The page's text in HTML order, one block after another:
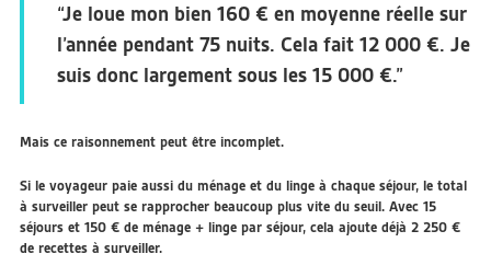
“Je loue mon bien 160 € en moyenne réelle sur
l’année pendant 75 nuits. Cela fait 12 000 €. Je
suis donc largement sous les 15 000 €.”
Mais ce raisonnement peut être incomplet.
Si le voyageur paie aussi du ménage et du linge à chaque séjour, le total
à surveiller peut se rapprocher beaucoup plus vite du seuil. Avec 15
séjours et 150 € de ménage + linge par séjour, cela ajoute déjà 2 250 €
de recettes à surveiller.